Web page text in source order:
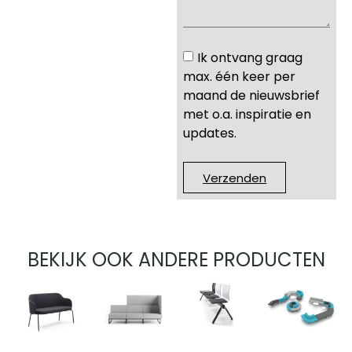
Ik ontvang graag
max. één keer per
maand de nieuwsbrief
met o.a. inspiratie en
updates.
Verzenden
BEKIJK OOK ANDERE PRODUCTEN